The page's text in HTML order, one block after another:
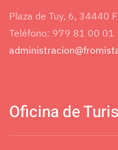
Plaza de Tuy, 6, 34440
Teléfono: 979 81 00 01
Oficina de